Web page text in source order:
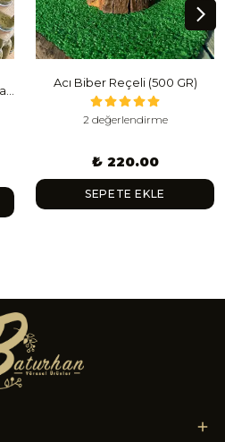
Acı Biber Reçeli (500 GR)
2 değerlendirme
₺ 220.00
SEPETE EKLE